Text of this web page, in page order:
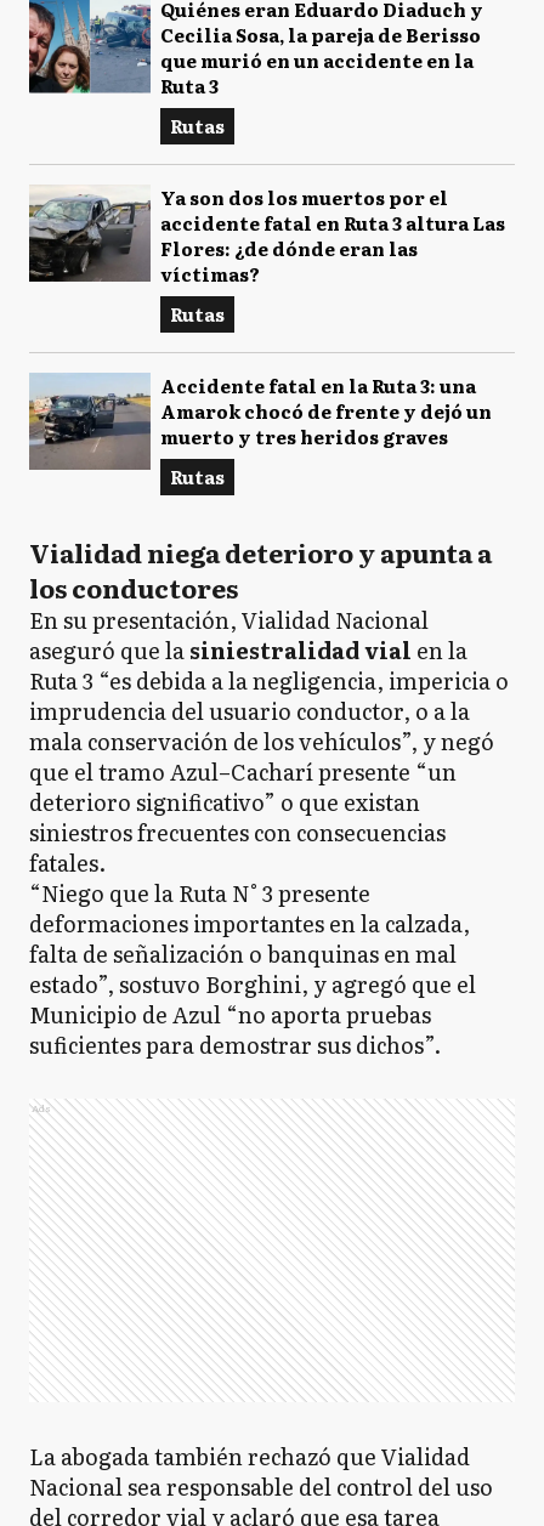
Quiénes eran Eduardo Diaduch y
Cecilia Sosa, la pareja de Berisso
que murió en un accidente en la
Ruta 3
Rutas
Ya son dos los muertos por el
accidente fatal en Ruta 3 altura Las
Flores: ¿de dónde eran las
víctimas?
Rutas
Accidente fatal en la Ruta 3: una
Amarok chocó de frente y dejó un
muerto y tres heridos graves
Rutas
Vialidad niega deterioro y apunta a
los conductores
En su presentación, Vialidad Nacional
aseguró que lasiniestralidad vial en la
Ruta 3 “es debida a la negligencia, impericia o
imprudencia del usuario conductor, o a la
mala conservación de los vehículos”, y negó
que el tramo Azul–Cacharí presente “un
deterioro significativo” o que existan
siniestros frecuentes con consecuencias
fatales.
“Niego que la Ruta N° 3 presente
deformaciones importantes en la calzada,
falta de señalización o banquinas en mal
estado”, sostuvo Borghini, y agregó que el
Municipio de Azul “no aporta pruebas
suficientes para demostrar sus dichos”.
Ads
La abogada también rechazó que Vialidad
Nacional sea responsable del control del uso
del corredor vial y aclaró que esa tarea